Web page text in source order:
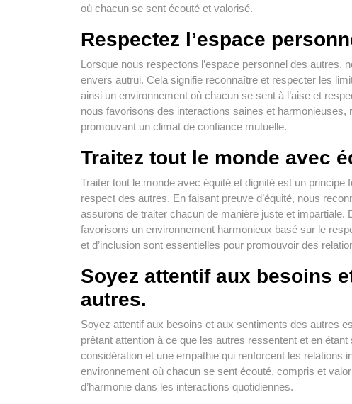
où chacun se sent écouté et valorisé.
Respectez l’espace
Lorsque nous respectons l’espace personnel des autres,
envers autrui. Cela signifie reconnaître et respecter les
ainsi un environnement où chacun se sent à l’aise et
nous favorisons des interactions saines et
promouvant un climat de confiance mutuelle.
Traitez tout le monde avec
Traiter tout le monde avec équité et dignité est un
respect des autres. En faisant preuve d’équité, nous
assurons de traiter chacun de manière juste et
favorisons un environnement harmonieux basé sur le
et d’inclusion sont essentielles pour promouvoir des
Soyez attentif aux besoins
autres.
Soyez attentif aux besoins et aux sentiments des autres
prêtant attention à ce que les autres ressentent et en
considération et une empathie qui renforcent les relations
environnement où chacun se sent écouté, compris et
d’harmonie dans les interactions quotidiennes.